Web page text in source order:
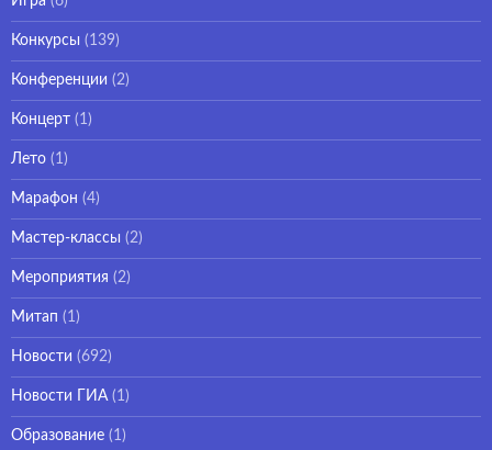
Конкурсы (139)
Конференции (2)
Концерт (1)
Лето (1)
Марафон (4)
Мастер-классы (2)
Мероприятия (2)
Митап (1)
Новости (692)
Новости ГИА(1)
Образование (1)